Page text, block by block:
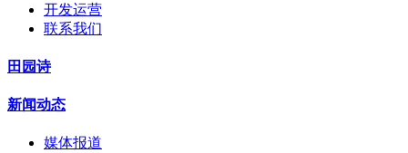
开发运营
联系我们
田园诗
新闻动态
媒体报道